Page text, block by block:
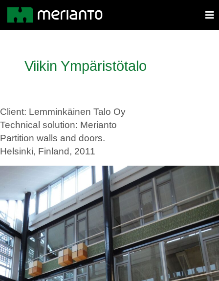
Viikin Ympäristötalo
Client: Lemminkäinen Talo Oy
Technical solution: Merianto
Partition walls and doors.
Helsinki, Finland, 2011